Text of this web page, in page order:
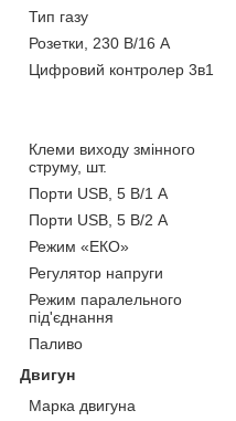
Тип газу
Розетки, 230 В/16 А
Цифровий контролер 3в1
Клеми виходу змінного
струму, шт.
Порти USB, 5 В/1 А
Порти USB, 5 В/2 А
Режим «ЕКО»
Регулятор напруги
Режим паралельного
під'єднання
Паливо
Двигун
Марка двигуна